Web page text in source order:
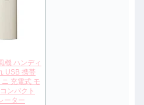
機 ハンディ
USB 携帯
充電式 モ
ンパクト
ーター